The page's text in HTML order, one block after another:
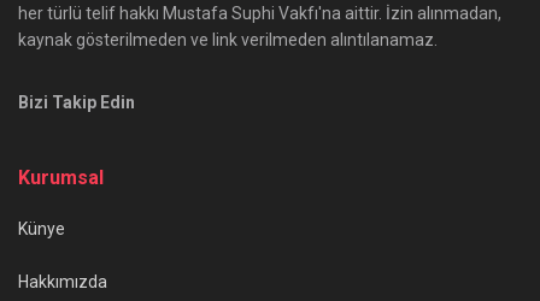
her türlü telif hakkı Mustafa Suphi Vakfı'na aittir. İzin alınmadan,
kaynak gösterilmeden ve link verilmeden alıntılanamaz.
Bizi Takip Edin
Kurumsal
Künye
Hakkımızda